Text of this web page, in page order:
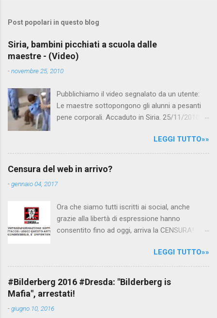
Post popolari in questo blog
Siria, bambini picchiati a scuola dalle
maestre - (Video)
-novembre 25, 2010
Pubblichiamo il video segnalato da un utente:
Le maestre sottopongono gli alunni a pesanti
pene corporali. Accaduto in Siria. 25/11/2010
Canale 5 "Forum" si è interessato al caso,
interpellando prontamente l'ambasciata siriana,
per fare luce sulla vicenda: è emerso che il
scuola. LEGGI IL SERVIZIO . staff
nocensura.com Condividi su Facebook
LEGGI TUTTO»»
Censura del web in arrivo?
-gennaio 04, 2017
Ora che siamo tutti iscritti ai social, anche
grazie alla libertà di espressione hanno
consentito fino ad oggi, arriva la CENSURA!
politica rispediti al mittente dai cittadini - perché
censurare avrebbe fatto perdere troppi
consensi ai vari governi - la CENSURA potrebbe
arrivare dall'Antitrust, ovvero l' Autorità garante
LEGGI TUTTO»»
#Bilderberg 2016 #Dresda: "Bilderberg is
Mafia", arrestati!
-giugno 10, 2016